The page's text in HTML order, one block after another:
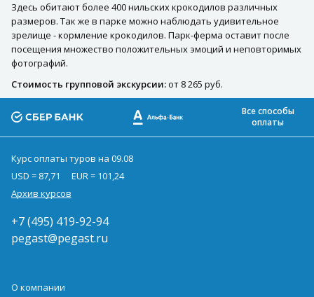
Здесь обитают более 400 нильских крокодилов различных
размеров. Так же в парке можно наблюдать удивительное
зрелище - кормление крокодилов. Парк-ферма оставит после
посещения множество положительных эмоций и неповторимых
фотографий.
Стоимость групповой экскурсии:от 8 265 руб.
Все способы
оплаты
Курс оплаты туров на 09.08
USD = 87,71
EUR = 101,24
Архив курсов
+7 (495) 419-92-94
pegast@pegast.ru
О компании